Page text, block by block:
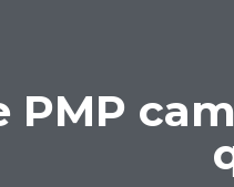
PMP